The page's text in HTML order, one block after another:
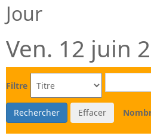
Jour
Ven. 12 juin
Filtre
Rechercher Effacer